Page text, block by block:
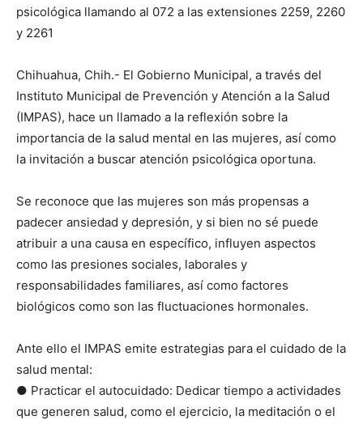
psicológica llamando al 072 a las extensiones 2259, 2260
y 2261
Chihuahua, Chih.- El Gobierno Municipal, a través del
Instituto Municipal de Prevención y Atención a la Salud
(IMPAS), hace un llamado a la reflexión sobre la
importancia de la salud mental en las mujeres, así como
la invitación a buscar atención psicológica oportuna.
Se reconoce que las mujeres son más propensas a
padecer ansiedad y depresión, y si bien no sé puede
atribuir a una causa en específico, influyen aspectos
como las presiones sociales, laborales y
responsabilidades familiares, así como factores
biológicos como son las fluctuaciones hormonales.
Ante ello el IMPAS emite estrategias para el cuidado de la
salud mental:
● Practicar el autocuidado: Dedicar tiempo a actividades
que generen salud, como el ejercicio, la meditación o el